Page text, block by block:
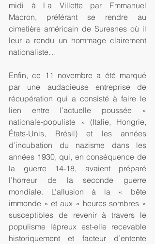
midi à La Villette par Emmanuel
Macron, préférant se rendre au
cimetière américain de Suresnes où il
leur a rendu un hommage clairement
nationaliste…
Enfin, ce 11 novembre a été marqué
par une audacieuse entreprise de
récupération qui a consisté à faire le
lien entre l’actuelle poussée «
nationale-populiste » (Italie, Hongrie,
États-Unis, Brésil) et les années
d’incubation du nazisme dans les
années 1930, qui, en conséquence de
la guerre 14-18, avaient préparé
l’horreur de la seconde guerre
mondiale. L’allusion à la « bête
immonde » et aux « heures sombres »
susceptibles de revenir à travers le
populisme lépreux est-elle recevable
historiquement et facteur d’entente